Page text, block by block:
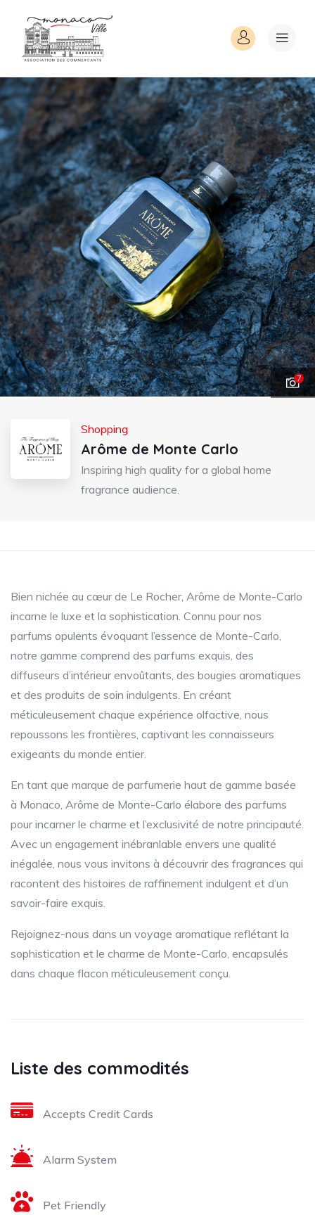
7
Shopping
Arôme de Monte Carlo
Inspiring high quality for a global home
fragrance audience.
Bien nichée au cœur de Le Rocher, Arôme de Monte-Carlo
incarne le luxe et la sophistication. Connu pour nos
parfums opulents évoquant l’essence de Monte-Carlo,
notre gamme comprend des parfums exquis, des
diffuseurs d’intérieur envoûtants, des bougies aromatiques
et des produits de soin indulgents. En créant
méticuleusement chaque expérience olfactive, nous
repoussons les frontières, captivant les connaisseurs
exigeants du monde entier.
En tant que marque de parfumerie haut de gamme basée
à Monaco, Arôme de Monte-Carlo élabore des parfums
pour incarner le charme et l’exclusivité de notre principauté.
Avec un engagement inébranlable envers une qualité
inégalée, nous vous invitons à découvrir des fragrances qui
racontent des histoires de raffinement indulgent et d’un
savoir-faire exquis.
Rejoignez-nous dans un voyage aromatique reflétant la
sophistication et le charme de Monte-Carlo, encapsulés
dans chaque flacon méticuleusement conçu.
Liste des commodités
Accepts Credit Cards
Alarm System
Pet Friendly